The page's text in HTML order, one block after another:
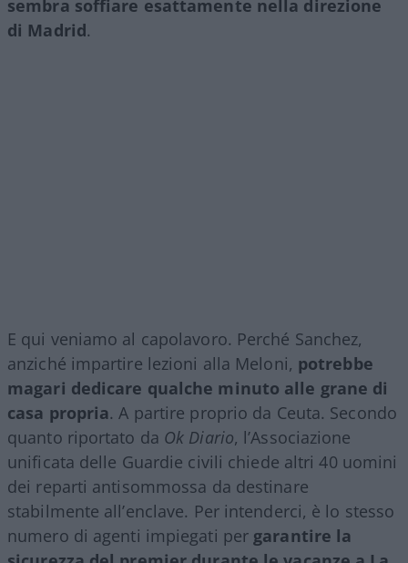
sembra soffiare esattamente nella direzione
di Madrid.
E qui veniamo al capolavoro. Perché Sanchez,
anziché impartire lezioni alla Meloni, potrebbe
magari dedicare qualche minuto alle grane di
casa propria. A partire proprio da Ceuta. Secondo
quanto riportato da Ok Diario, l’Associazione
unificata delle Guardie civili chiede altri 40 uomini
dei reparti antisommossa da destinare
stabilmente all’enclave. Per intenderci, è lo stesso
numero di agenti impiegati per garantire la